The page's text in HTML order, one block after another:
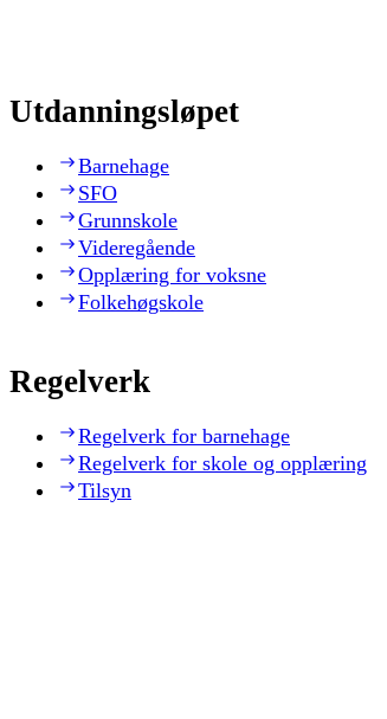
Utdanningsløpet
Barnehage
SFO
Grunnskole
Videregående
Opplæring for voksne
Folkehøgskole
Regelverk
Regelverk for barnehage
Regelverk for skole og opplæring
Tilsyn